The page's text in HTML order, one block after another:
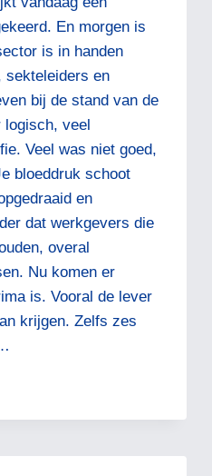
En morgen is
is in handen
sekteleiders en
bij de stand van de
logisch, veel
Veel was niet goed,
bloeddruk schoot
en
dat werkgevers die
overal
Nu komen er
is. Vooral de lever
krijgen. Zelfs zes